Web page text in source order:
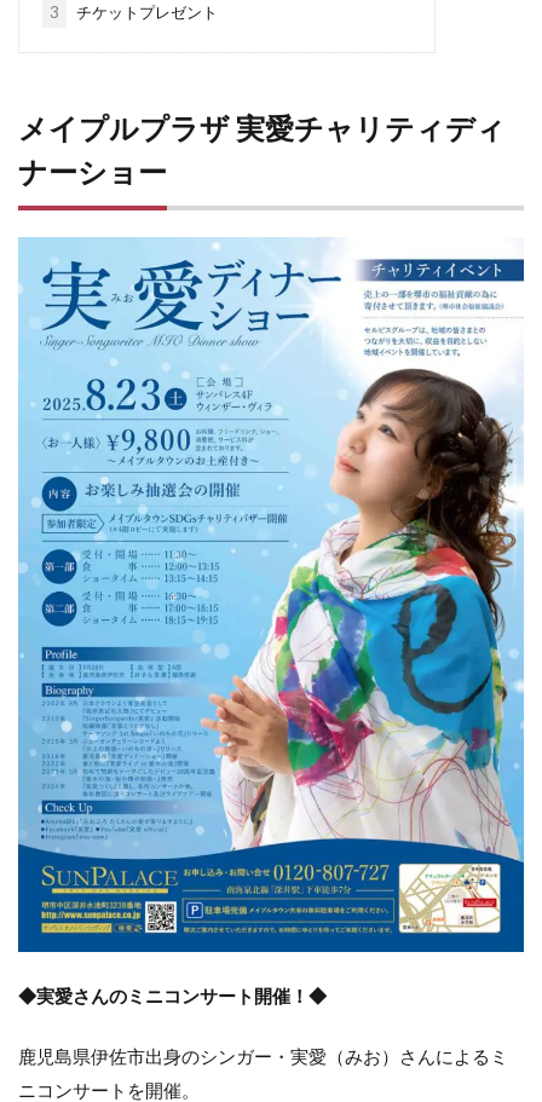
3 チケットプレゼント
メイプルプラザ 実愛チャリティディ
ナーショー
◆実愛さんのミニコンサート開催！◆
鹿児島県伊佐市出身のシンガー・実愛（みお）さんによるミ
ニコンサートを開催。